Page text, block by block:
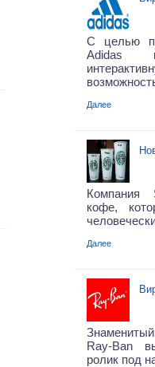
С целью
Adidas
Далее
Компания
кофе,
Далее
Ray-Ban
ролик под